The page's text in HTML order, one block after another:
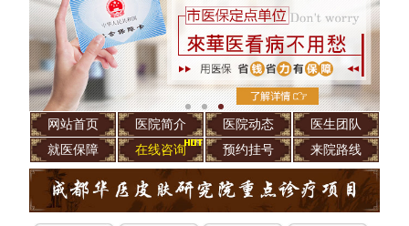
网站首页 医院简介 医院动态
医生团队
就医保障
在线咨询 预约挂号 来院路线